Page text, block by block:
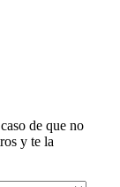
de que no
y te la